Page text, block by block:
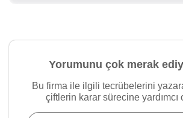
Yorumunu çok merak
Bu firma ile ilgili tecrübelerini
çiftlerin karar sürecine yardımcı